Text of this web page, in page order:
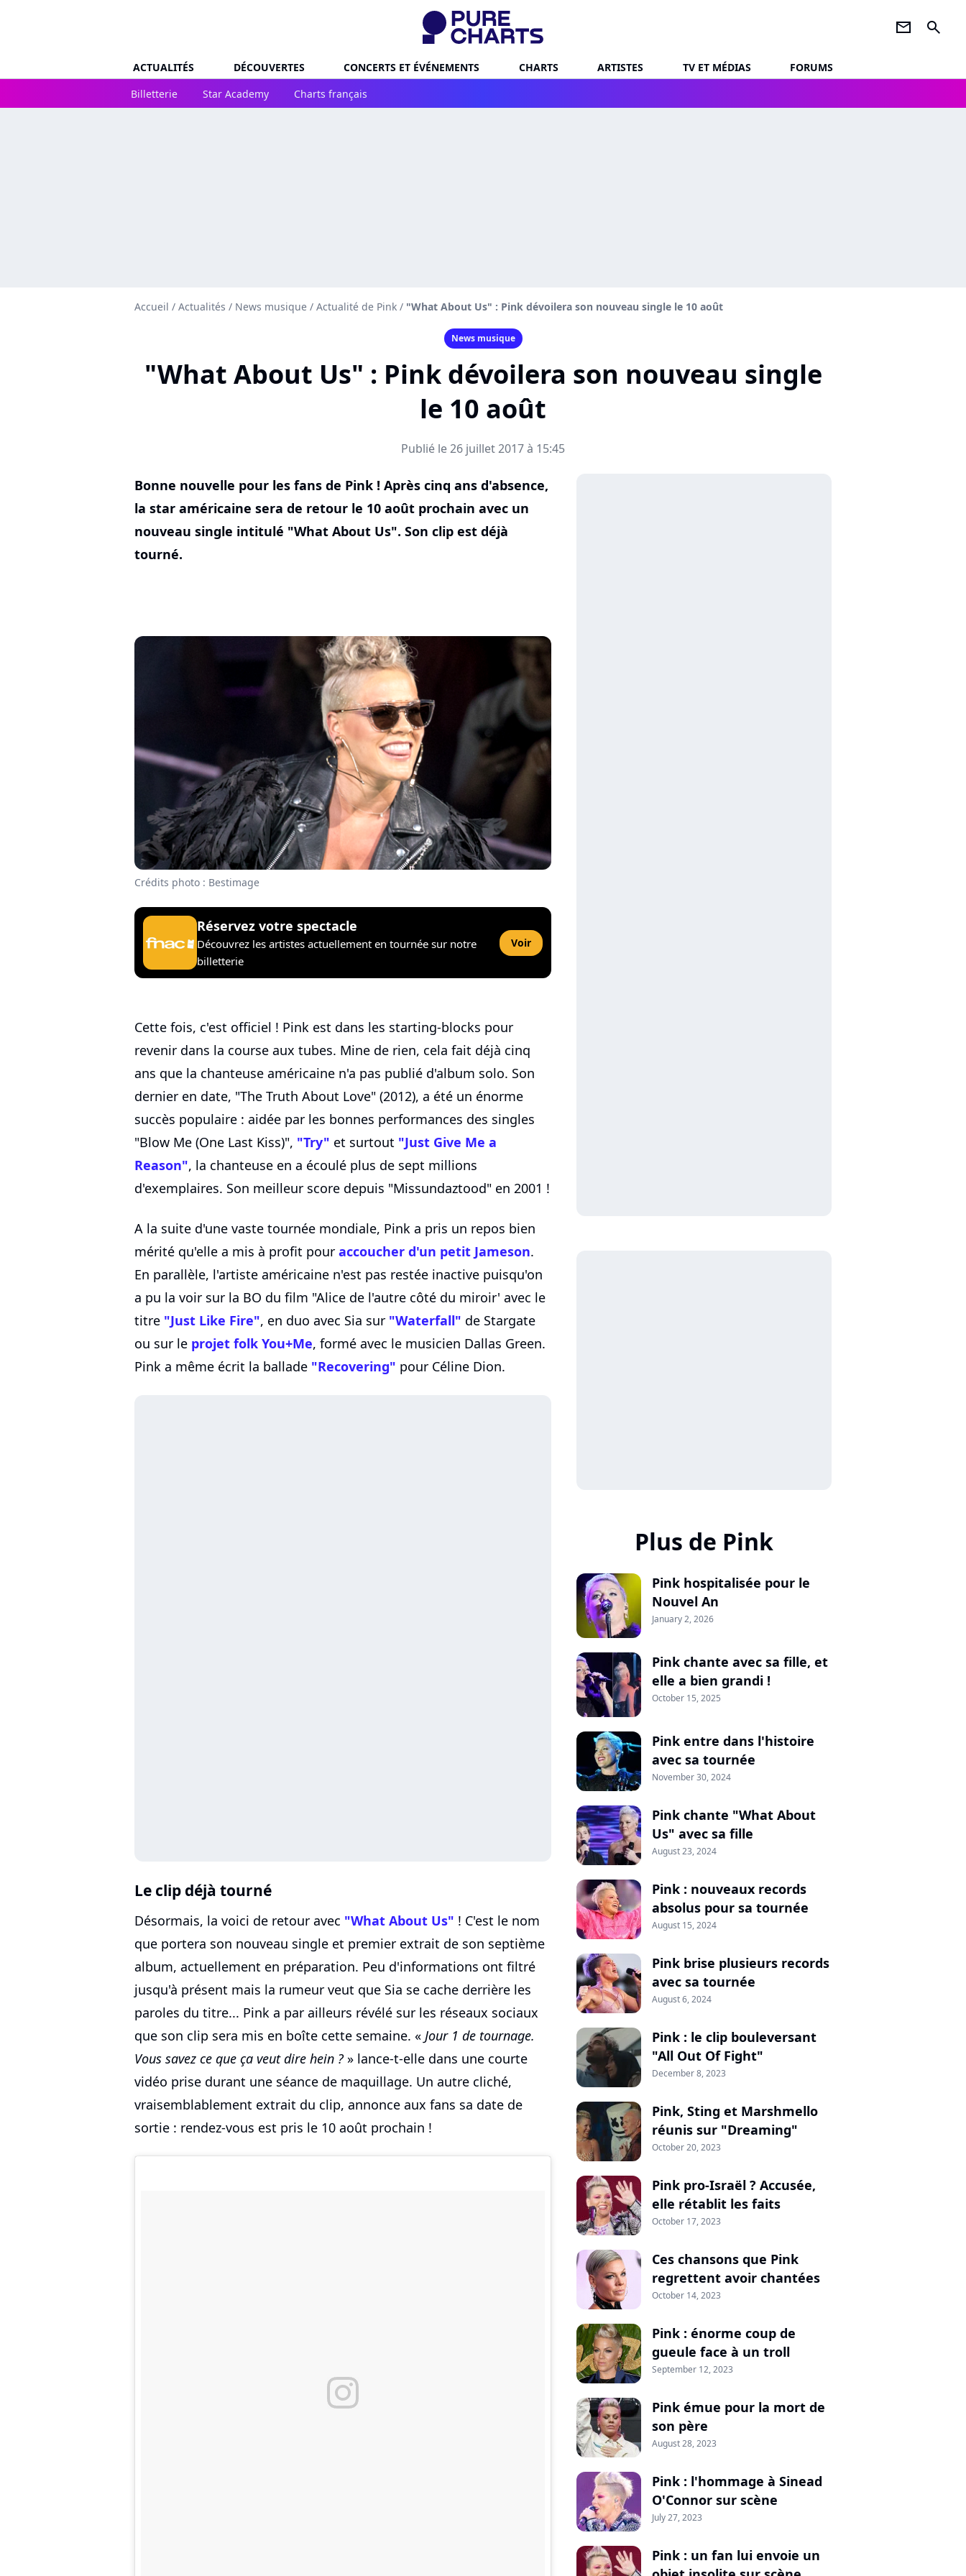
newsletter search
ACTUALITÉS DÉCOUVERTES CONCERTS ET ÉVÉNEMENTS CHARTS ARTISTES TV ET MÉDIAS
FORUMS
Billetterie
Star Academy Charts français
Accueil / Actualités / News musique / Actualité de Pink / "What About Us" : Pink dévoilera son nouveau single le 10 août
News musique
"What About Us" : Pink dévoilera son nouveau single
le 10 août
Publié le 26 juillet 2017 à 15:45
Bonne nouvelle pour les fans de Pink ! Après cinq ans d'absence,
la star américaine sera de retour le 10 août prochain avec un
nouveau single intitulé "What About Us". Son clip est déjà
tourné.
Crédits photo : Bestimage
Réservez votre spectacle
Découvrez les artistes actuellement en tournée sur notre
billetterie
Voir
Cette fois, c'est officiel ! Pink est dans les starting-blocks pour
revenir dans la course aux tubes. Mine de rien, cela fait déjà cinq
ans que la chanteuse américaine n'a pas publié d'album solo. Son
dernier en date, "The Truth About Love" (2012), a été un énorme
succès populaire : aidée par les bonnes performances des singles
"Blow Me (One Last Kiss)", "Try" et surtout "Just Give Me a
Reason", la chanteuse en a écoulé plus de sept millions
d'exemplaires. Son meilleur score depuis "Missundaztood" en 2001 !
A la suite d'une vaste tournée mondiale, Pink a pris un repos bien
mérité qu'elle a mis à profit pour accoucher d'un petit Jameson.
En parallèle, l'artiste américaine n'est pas restée inactive puisqu'on
a pu la voir sur la BO du film "Alice de l'autre côté du miroir' avec le
titre "Just Like Fire", en duo avec Sia sur "Waterfall" de Stargate
ou sur le projet folk You+Me, formé avec le musicien Dallas Green.
Pink a même écrit la ballade "Recovering" pour Céline Dion.
Le clip déjà tourné
Désormais, la voici de retour avec "What About Us" ! C'est le nom
que portera son nouveau single et premier extrait de son septième
album, actuellement en préparation. Peu d'informations ont filtré
jusqu'à présent mais la rumeur veut que Sia se cache derrière les
paroles du titre... Pink a par ailleurs révélé sur les réseaux sociaux
que son clip sera mis en boîte cette semaine. « Jour 1 de tournage.
Vous savez ce que ça veut dire hein ?» lance-t-elle dans une courte
vidéo prise durant une séance de maquillage. Un autre cliché,
vraisemblablement extrait du clip, annonce aux fans sa date de
sortie : rendez-vous est pris le 10 août prochain !
Plus de Pink
Pink hospitalisée pour le
Nouvel An
January 2, 2026
Pink chante avec sa fille, et
elle a bien grandi !
October 15, 2025
Pink entre dans l'histoire
avec sa tournée
November 30, 2024
Pink chante "What About
Us" avec sa fille
August 23, 2024
Pink : nouveaux records
absolus pour sa tournée
August 15, 2024
Pink brise plusieurs records
avec sa tournée
August 6, 2024
Pink : le clip bouleversant
"All Out Of Fight"
December 8, 2023
Pink, Sting et Marshmello
réunis sur "Dreaming"
October 20, 2023
Pink pro-Israël ? Accusée,
elle rétablit les faits
October 17, 2023
Ces chansons que Pink
regrettent avoir chantées
October 14, 2023
Pink : énorme coup de
gueule face à un troll
September 12, 2023
Pink émue pour la mort de
son père
August 28, 2023
Pink : l'hommage à Sinead
O'Connor sur scène
July 27, 2023
Pink : un fan lui envoie un